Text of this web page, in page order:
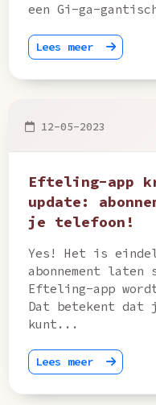
een Gi-ga-
Lees meer
12-05-2023
Efteling-app
update:
je telefoon!
Yes! Het is
abonnement laten
Efteling-app
Dat betekent dat
kunt...
Lees meer